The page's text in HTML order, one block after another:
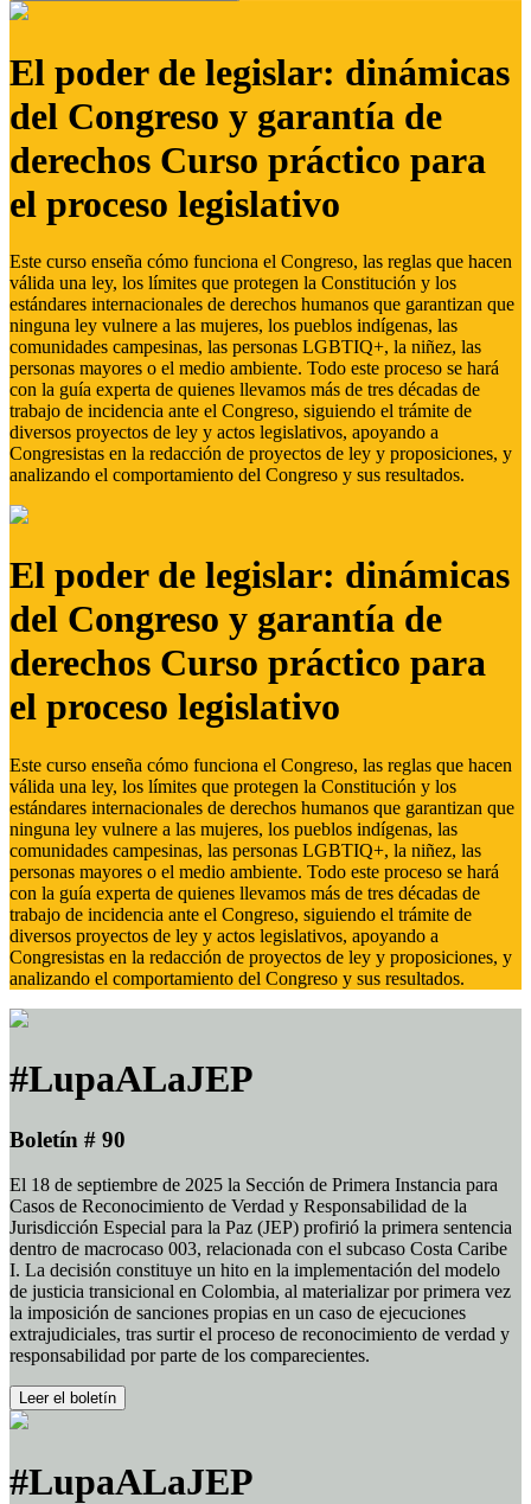
El poder de legislar: dinámicas
del Congreso y garantía de
derechos Curso práctico para
el proceso legislativo
Este curso enseña cómo funciona el Congreso, las reglas que hacen
válida una ley, los límites que protegen la Constitución y los
estándares internacionales de derechos humanos que garantizan que
ninguna ley vulnere a las mujeres, los pueblos indígenas, las
comunidades campesinas, las personas LGBTIQ+, la niñez, las
personas mayores o el medio ambiente. Todo este proceso se hará
con la guía experta de quienes llevamos más de tres décadas de
trabajo de incidencia ante el Congreso, siguiendo el trámite de
diversos proyectos de ley y actos legislativos, apoyando a
Congresistas en la redacción de proyectos de ley y proposiciones, y
analizando el comportamiento del Congreso y sus resultados.
El poder de legislar: dinámicas
del Congreso y garantía de
derechos Curso práctico para
el proceso legislativo
Este curso enseña cómo funciona el Congreso, las reglas que hacen
válida una ley, los límites que protegen la Constitución y los
estándares internacionales de derechos humanos que garantizan que
ninguna ley vulnere a las mujeres, los pueblos indígenas, las
comunidades campesinas, las personas LGBTIQ+, la niñez, las
personas mayores o el medio ambiente. Todo este proceso se hará
con la guía experta de quienes llevamos más de tres décadas de
trabajo de incidencia ante el Congreso, siguiendo el trámite de
diversos proyectos de ley y actos legislativos, apoyando a
Congresistas en la redacción de proyectos de ley y proposiciones, y
analizando el comportamiento del Congreso y sus resultados.
#LupaALaJEP
Boletín # 90
El 18 de septiembre de 2025 la Sección de Primera Instancia para
Casos de Reconocimiento de Verdad y Responsabilidad de la
Jurisdicción Especial para la Paz (JEP) profirió la primera sentencia
dentro de macrocaso 003, relacionada con el subcaso Costa Caribe
I. La decisión constituye un hito en la implementación del modelo
de justicia transicional en Colombia, al materializar por primera vez
la imposición de sanciones propias en un caso de ejecuciones
extrajudiciales, tras surtir el proceso de reconocimiento de verdad y
responsabilidad por parte de los comparecientes.
Leer el boletín
#LupaALaJEP